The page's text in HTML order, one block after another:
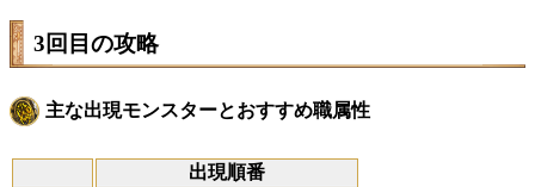
3回目の攻略
主な出現モンスターとおすすめ職属性
出現順番